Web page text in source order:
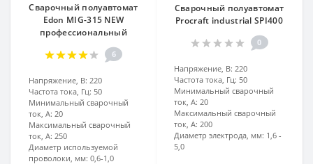
Сварочный полуавтомат
Edon MIG-315 NEW
профессиональный
6
Напряжение, В: 220
Частота тока, Гц: 50
Минимальный сварочный
ток, А: 20
Максимальный сварочный
ток, А: 250
Диаметр используемой
проволоки, мм: 0,6-1,0
Сварочный полуавтомат
Procraft industrial SPI400
0
Напряжение, В: 220
Частота тока, Гц: 50
Минимальный сварочный
ток, А: 20
Максимальный сварочный
ток, А: 200
Диаметр электрода, мм: 1,6 -
5,0